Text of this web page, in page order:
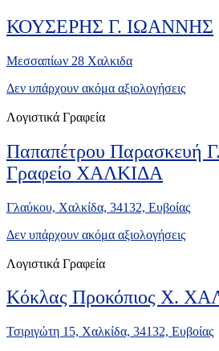
ΚΟΥΣΕΡΗΣ Γ. ΙΩΑΝΝΗΣ
Μεσσαπίων 28 Χαλκιδα
Δεν υπάρχουν ακόμα αξιολογήσεις
Λογιστικά Γραφεία
Παπαπέτρου Παρασκευή Γ.
Γραφείο ΧΑΛΚΙΔΑ
Γλαύκου, Χαλκίδα, 34132, Ευβοίας
Δεν υπάρχουν ακόμα αξιολογήσεις
Λογιστικά Γραφεία
Κόκλας Προκόπιος Χ.
Τσιριγώτη 15, Χαλκίδα, 34132, Ευβοίας